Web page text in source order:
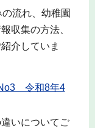
流れ、幼稚園
収集の方法、
介していま
令和8年4
いについてご